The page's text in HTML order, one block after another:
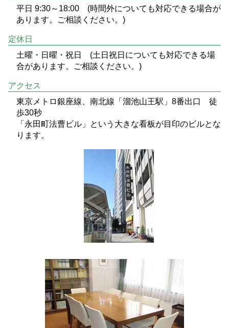
平日 9:30～18:00 (時間外についても対応できる場合が
あります。ご相談ください。)
定休日
土曜・日曜・祝日 (土日祝日についても対応できる場
合があります。ご相談ください。)
アクセス
東京メトロ銀座線、南北線「溜池山王駅」8番出口 徒
歩30秒
「永田町法曹ビル」という大きな看板が目印のビルとな
ります。